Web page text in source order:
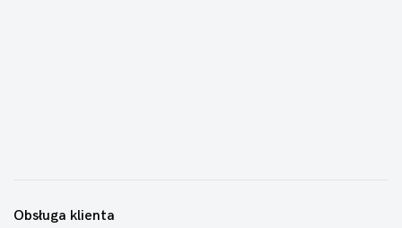
Obsługa klienta